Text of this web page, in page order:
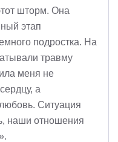
шторм. Она
этап
подростка. На
травму
меня не
а
Ситуация
наши отношения